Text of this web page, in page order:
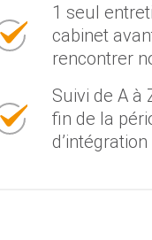
1 seul
cabinet
rencontrer
Suivi de A à
fin de la
d’intégration